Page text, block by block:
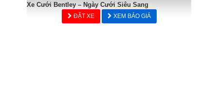
Xe Cưới Bentley – Ngày Cưới Siêu Sang
ĐẶT XE XEM BÁO GIÁ